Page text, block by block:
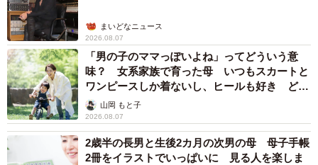
まいどなニュース
2026.08.07
「男の子のママっぽいよね」ってどういう意
味？ 女系家族で育った母 いつもスカートと
ワンピースしか着ないし、ヒールも好き どの
へんが…
山岡 もと子
2026.08.07
2歳半の長男と生後2カ月の次男の母 母子手帳
2冊をイラストでいっぱいに 見る人を楽しま